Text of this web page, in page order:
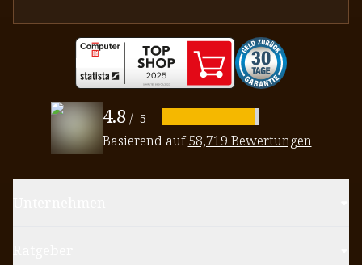
4.8 / 5
Basierend auf58,719 Bewertungen